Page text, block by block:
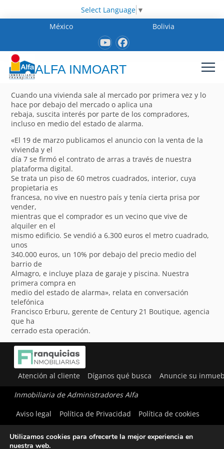
Select Language ▼
México
Bolivia
ALFA INMOART
Cuando una vivienda sale al mercado por primera vez y lo
hace por debajo del mercado o aplica una
rebaja, suscita interés por parte de los compradores,
incluso en medio del estado de alarma.
«El 19 de marzo publicamos el anuncio con la venta de la
vivienda y el
día 7 se firmó el contrato de arras a través de nuestra
plataforma digital.
Se trata un piso de 60 metros cuadrados, interior, cuya
propietaria es
francesa, no vive en nuestro país y tenía cierta prisa por
vender,
mientras que el comprador es un vecino que vive de
alquiler en el
mismo edificio. Se vendió a 6.300 euros el metro cuadrado,
unos
340.000 euros, un 10% por debajo del precio medio del
barrio de
Almagro, e incluye plaza de garaje y piscina. Nuestra
primera compra en
medio del estado de alarma», relata en conversación
telefónica
Francisco Erburu, gerente de Century 21 Boutique, agencia
que ha
cerrado esta operación.
Atención al cliente Díganos qué busca Anuncie su
Inmobiliaria de Administradores Alfa
Aviso legal
Política de Privacidad Política de cookies
Utilizamos cookies para ofrecerte la mejor experiencia en
nuestra web.